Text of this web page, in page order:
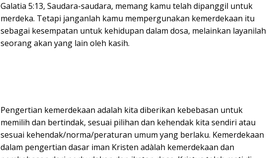
Galatia 5:13, Saudara-saudara, memang kamu telah dipanggil untuk
merdeka. Tetapi janganlah kamu mempergunakan kemerdekaan itu
sebagai kesempatan untuk kehidupan dalam dosa, melainkan layanilah
seorang akan yang lain oleh kasih.
Pengertian kemerdekaan adalah kita diberikan kebebasan untuk
memilih dan bertindak, sesuai pilihan dan kehendak kita sendiri atau
sesuai kehendak/norma/peraturan umum yang berlaku. Kemerdekaan
dalam pengertian dasar iman Kristen adàlah kemerdekaan dan